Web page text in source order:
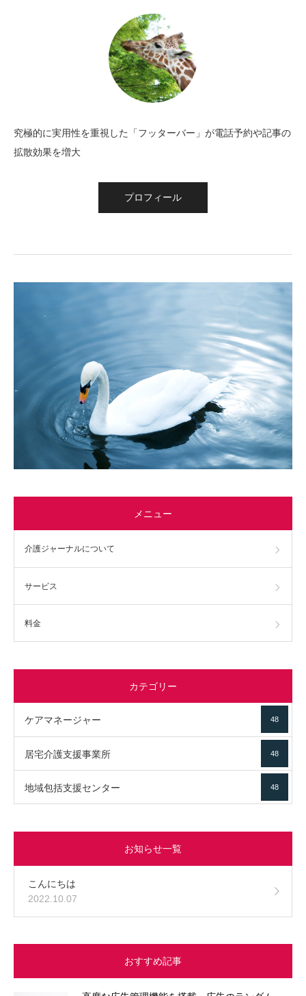
究極的に実用性を重視した「フッターバー」が電話予約や記事の
拡散効果を増大
プロフィール
メニュー
介護ジャーナルについて
サービス
料金
カテゴリー
ケアマネージャー 48
居宅介護支援事業所 48
地域包括支援センター 48
お知らせ一覧
こんにちは
2022.10.07
おすすめ記事